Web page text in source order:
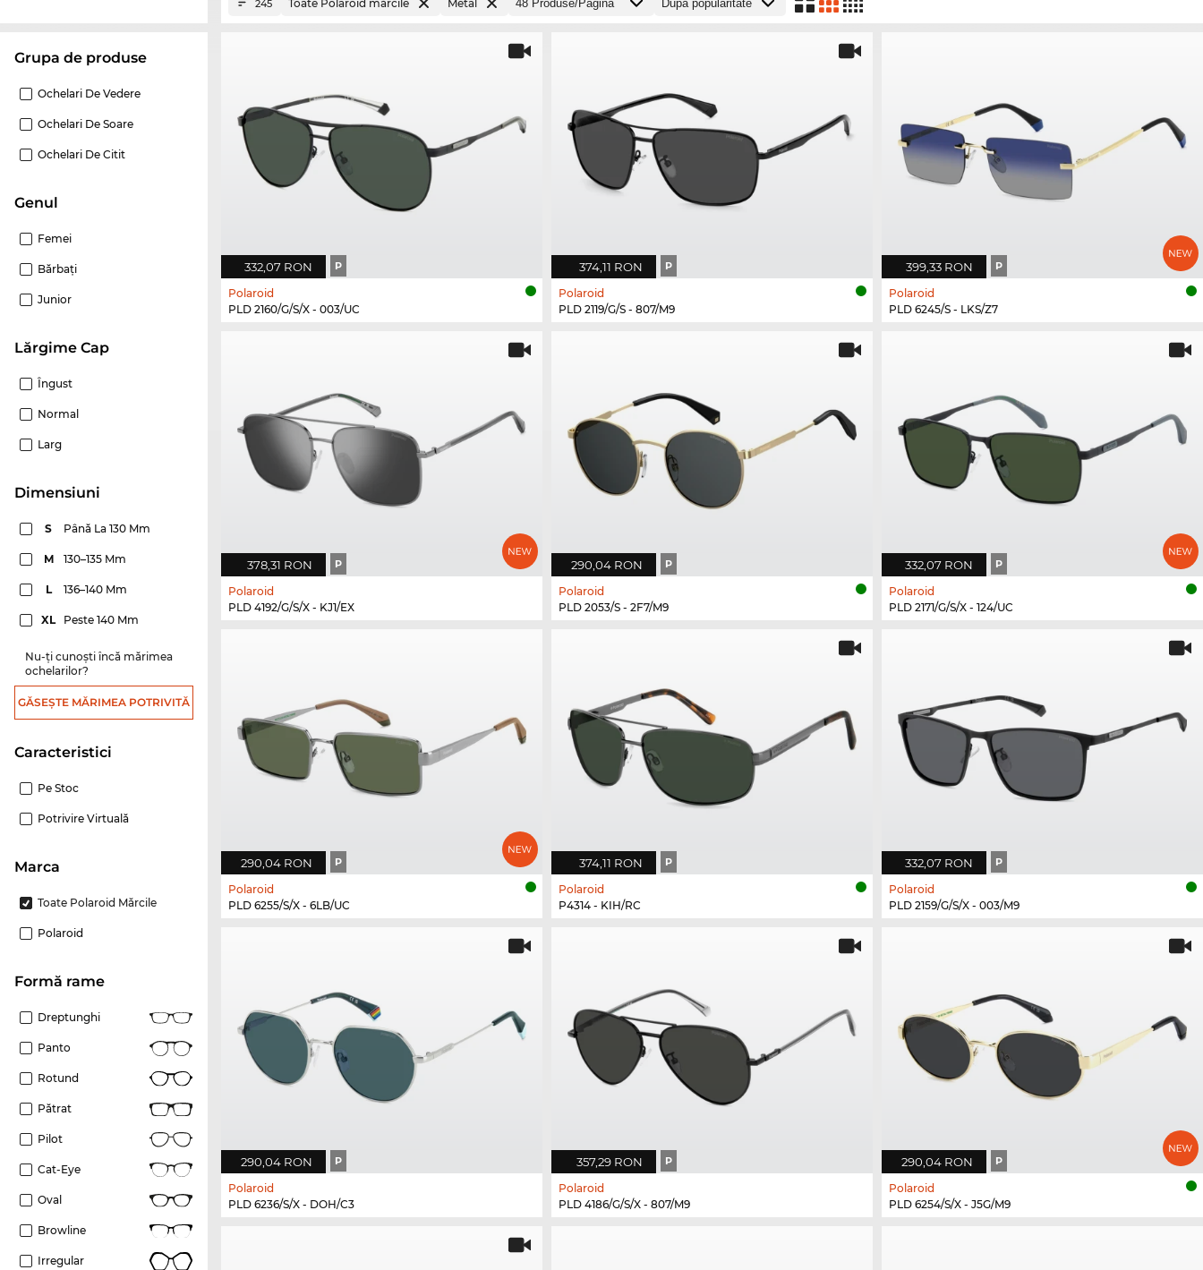
Grupa de produse
Ochelari De Vedere
Ochelari De Soare
Ochelari De Citit
Genul
Femei
Bărbaţi
Junior
Lărgime Cap
Îngust
Normal
Larg
dimensiuni
S Până La 130 Mm
M 130–135 Mm
L 136–140 Mm
XL Peste 140 Mm
Nu-ți cunoști încă mărimea
ochelarilor?
GĂSEȘTE MĂRIMEA POTRIVITĂ
Caracteristici
Pe Stoc
Potrivire Virtuală
marca
Toate Polaroid Mărcile
Polaroid
Formă rame
Dreptunghi
Panto
Rotund
Pătrat
Pilot
Cat-Eye
Oval
Browline
Irregular
245 Toate Polaroid mărcile Metal
332,07 RON P
Polaroid
PLD 2160/G/S/X - 003/UC
374,11 RON P
Polaroid
PLD 2119/G/S - 807/M9
399,33 RON P
Polaroid
PLD 6245/S - LKS/Z7
378,31 RON P
Polaroid
PLD 4192/G/S/X - KJ1/EX
290,04 RON P
Polaroid
PLD 2053/S - 2F7/M9
332,07 RON P
Polaroid
PLD 2171/G/S/X - 124/UC
290,04 RON P
Polaroid
PLD 6255/S/X - 6LB/UC
374,11 RON P
Polaroid
P4314 - KIH/RC
332,07 RON P
Polaroid
PLD 2159/G/S/X - 003/M9
290,04 RON P
Polaroid
PLD 6236/S/X - DOH/C3
357,29 RON P
Polaroid
PLD 4186/G/S/X - 807/M9
290,04 RON P
Polaroid
PLD 6254/S/X - J5G/M9